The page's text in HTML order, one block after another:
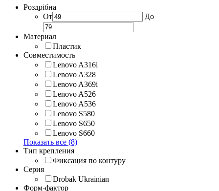
Роздрібна
От
До
Материал
Пластик
Совместимость
Lenovo A316i
Lenovo A328
Lenovo A369i
Lenovo A526
Lenovo A536
Lenovo S580
Lenovo S650
Lenovo S660
Показать все (8)
Тип крепления
Фиксация по контуру
Серия
Drobak Ukrainian
Форм-фактор